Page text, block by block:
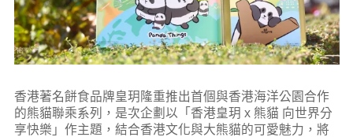
香港著名餅食品牌皇玥隆重推出首個與香港海洋公園合作
的熊貓聯乘系列，是次企劃以「香港皇玥 x 熊貓 向世界分
享快樂」作主題，結合香港文化與大熊貓的可愛魅力，將